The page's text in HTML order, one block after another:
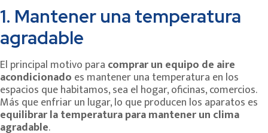
1. Mantener una temperatura
agradable
El principal motivo para comprar un equipo de aire
acondicionado es mantener una temperatura en los
espacios que habitamos, sea el hogar, oficinas, comercios.
Más que enfriar un lugar, lo que producen los aparatos es
equilibrar la temperatura para mantener un clima
agradable.